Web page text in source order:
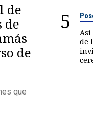
de
de
de
que
5
Así
de